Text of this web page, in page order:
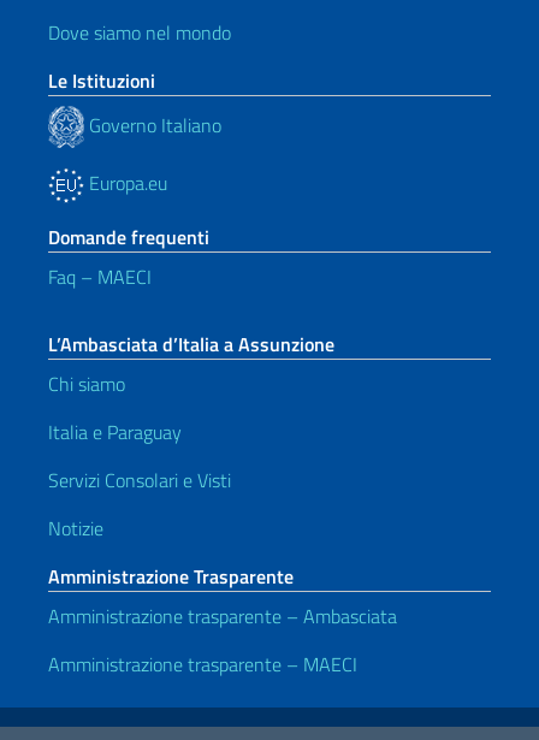
Dove siamo nel mondo
Le Istituzioni
Governo Italiano
Europa.eu
Domande frequenti
Faq – MAECI
L’Ambasciata d’Italia a Assunzione
Chi siamo
Italia e Paraguay
Servizi Consolari e Visti
Notizie
Amministrazione Trasparente
Amministrazione trasparente – Ambasciata
Amministrazione trasparente – MAECI
Link Utili